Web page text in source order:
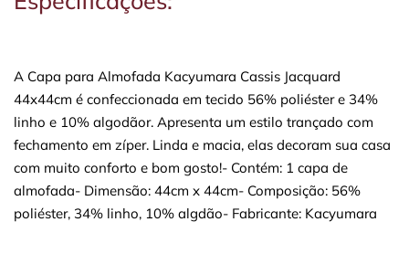
A Capa para Almofada Kacyumara Cassis Jacquard
44x44cm é confeccionada em tecido 56% poliéster e 34%
linho e 10% algodãor. Apresenta um estilo trançado com
fechamento em zíper. Linda e macia, elas decoram sua casa
com muito conforto e bom gosto!- Contém: 1 capa de
almofada- Dimensão: 44cm x 44cm- Composição: 56%
poliéster, 34% linho, 10% algdão- Fabricante: Kacyumara